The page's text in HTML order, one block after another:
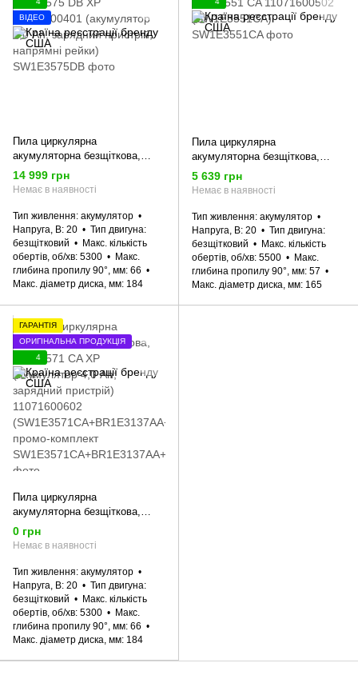
ВІДЕО
Пила циркулярна
акумуляторна безщіткова,
SKIL 3575 DB XP 11071600401
(акумулятор 4,0 Ah, зарядний
14 999 грн
Немає в наявності
Тип живлення акумулятор
Напруга, В 20
Тип двигуна
безщітковий
Макс. кількість
обертів, об/хв 5300
Макс.
глибина пропилу 90°, мм 66
Макс. діаметр диска, мм 184
Пила циркулярна
акумуляторна безщіткова,
SKIL 3551 CA 11071600502
(SW1E3551CA)
5 639 грн
Немає в наявності
Тип живлення акумулятор
Напруга, В 20
Тип двигуна
безщітковий
Макс. кількість
обертів, об/хв 5500
Макс.
глибина пропилу 90°, мм 57
Макс. діаметр диска, мм 165
ГАРАНТІЯ
ОРИГІНАЛЬНА ПРОДУКЦІЯ
4
Пила циркулярна
акумуляторна безщіткова,
SKIL 3571 CA XP (акумулятор
4,0 Ah; зарядний пристрій)
(SW1E3571CA+BR1E3137AA+
CR1E3122AA) промо-комплект
0 грн
Немає в наявності
Тип живлення акумулятор
Напруга, В 20
Тип двигуна
безщітковий
Макс. кількість
обертів, об/хв 5300
Макс.
глибина пропилу 90°, мм 66
Макс. діаметр диска, мм 184